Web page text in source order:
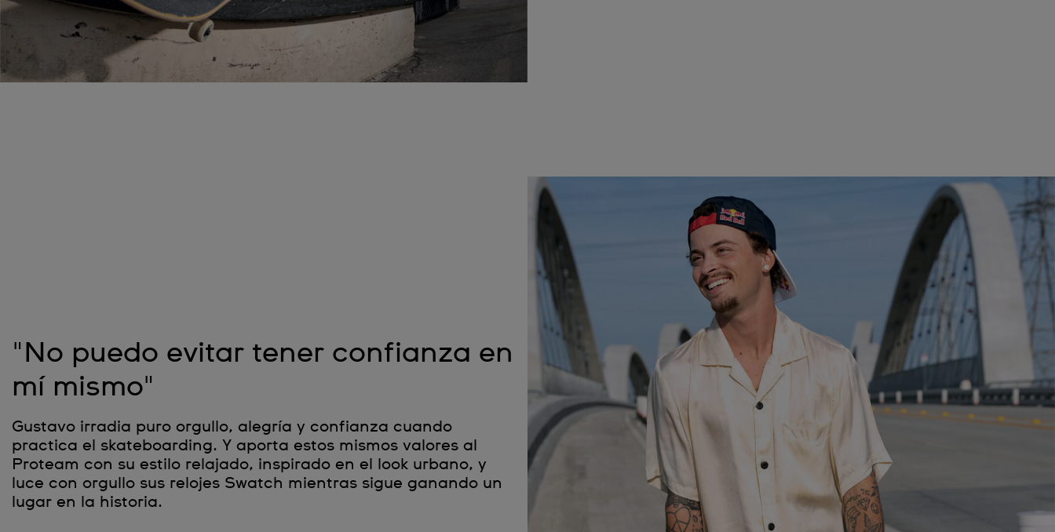
"No puedo evitar tener confianza en
mí mismo"
Gustavo irradia puro orgullo, alegría y confianza cuando
practica el skateboarding. Y aporta estos mismos valores al
Proteam con su estilo relajado, inspirado en el look urbano, y
luce con orgullo sus relojes Swatch mientras sigue ganando un
lugar en la historia.